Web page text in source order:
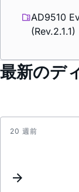
AD9510
(Rev.2.1.1)
最新のデ
20 週前